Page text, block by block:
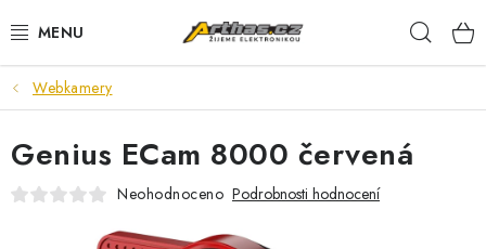
na
TELEFONY, TABLETY
POČÍTAČE, NOTEBOOKY
PRO HRÁČE
Webkamery
Genius ECam 8000 červená
Neohodnoceno Podrobnosti hodnocení